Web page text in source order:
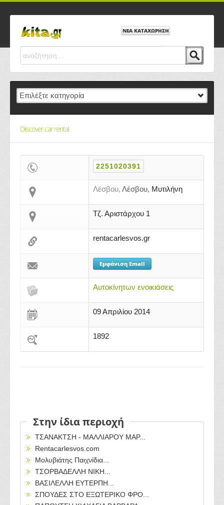
ΝΕΑ ΚΑΤΑΧΩΡΗΣΗ
Discover car rental
2251020391
Λέσβου, Λέσβου, Μυτιλήνη
Τζ. Αριστάρχου 1
rentacarlesvos.gr
Εμφάνιση Email
Αυτοκίνητων ενοικιάσεις
09 Απριλίου 2014
1892
Στην ίδια περιοχή
ΤΣΑΝΑΚΤΣΗ - ΜΑΛΛΙΑΡΟΥ ΜΑΡ...
Rentacarlesvos.com
Μολυβιάτης Παιχνίδια...
ΤΣΟΡΒΑΔΕΛΛΗ ΝΙΚΗ...
ΒΑΣΙΛΕΛΛΗ ΕΥΤΕΡΠΗ...
ΣΠΟΥΔΕΣ ΣΤΟ ΕΞΩΤΕΡΙΚΟ ΦΡΟ...